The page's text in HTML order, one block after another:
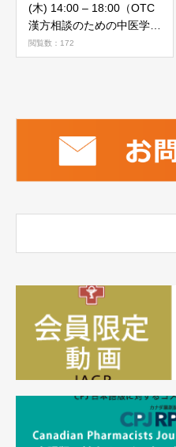
(木) 14:00 – 18:00（OTC
漢方相談のための中医学）
5月中医学アドバンス
閲覧数：172